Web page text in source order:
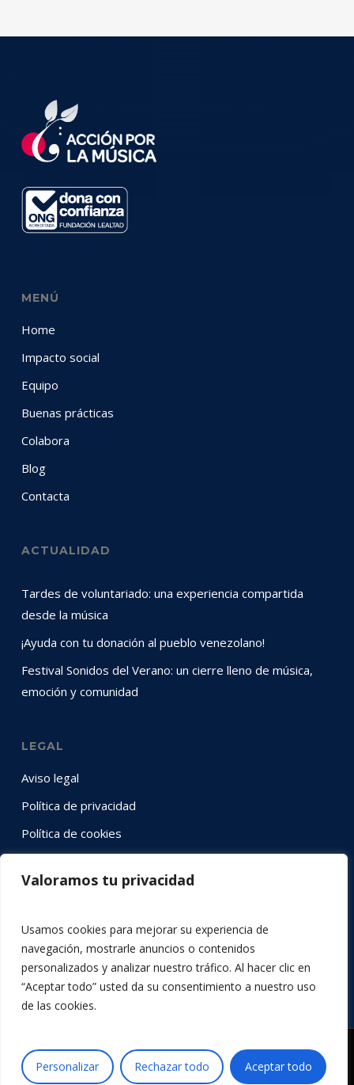
Valoramos tu privacidad
Usamos cookies para mejorar su experiencia de
navegación, mostrarle anuncios o contenidos
personalizados y analizar nuestro tráfico. Al hacer clic en
“Aceptar todo” usted da su consentimiento a nuestro uso
de las cookies.
Personalizar Rechazar todo Aceptar todo
MENÚ
Home
Impacto social
Equipo
Buenas prácticas
Colabora
Blog
Contacta
ACTUALIDAD
Tardes de voluntariado: una experiencia compartida
desde la música
¡Ayuda con tu donación al pueblo venezolano!
Festival Sonidos del Verano: un cierre lleno de música,
emoción y comunidad
LEGAL
Aviso legal
Política de privacidad
Política de cookies
SÍGUENOS EN RRSS
Facebook
© 2026 Acción por la Música.